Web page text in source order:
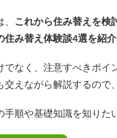
これから住み替えを検
住み替え体験談4選を紹介
でなく、注意すべきポイ
交えながら解説するので
手順や基礎知識を知りた